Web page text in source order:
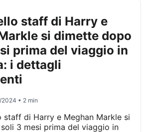
staff di Harry e
si dimette dopo
prima del viaggio in
i dettagli
2024 • 2 min